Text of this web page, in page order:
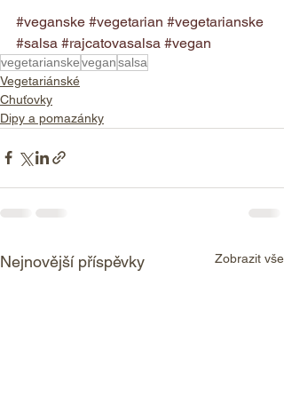
#veganske #vegetarian #vegetarianske
#salsa #rajcatovasalsa #vegan
vegetarianskevegansalsa
Vegetariánské
Chuťovky
Dipy a pomazánky
Nejnovější příspěvky Zobrazit vše